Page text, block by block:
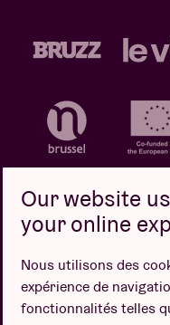
Politique de
Our website
your online
Nous utilisons des
expérience de
fonctionnalités telles